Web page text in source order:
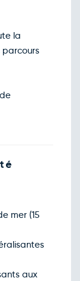
la
parcours
mer (15
aux